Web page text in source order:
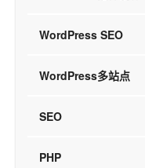
WordPress SEO
WordPress多站点
SEO
PHP